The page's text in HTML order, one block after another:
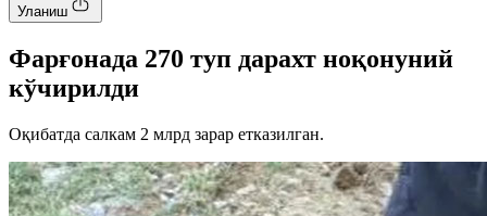
Уланиш
Фарғонада 270 туп дарахт ноқонуний
кўчирилди
Оқибатда салкам 2 млрд зарар етказилган.